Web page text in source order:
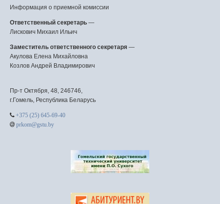
Информация о приемной комиссии
Ответственный секретарь —
Лискович Михаил Ильич
Заместитель ответственного секретаря —
Акулова Елена Михайловна
Козлов Андрей Владимирович
Пр-т Октября, 48, 246746,
г.Гомель, Республика Беларусь
+375 (25) 645-69-40
prkom@gstu.by